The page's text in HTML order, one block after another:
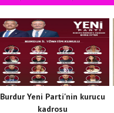
Burdur Yeni Parti'nin kurucu
kadrosu